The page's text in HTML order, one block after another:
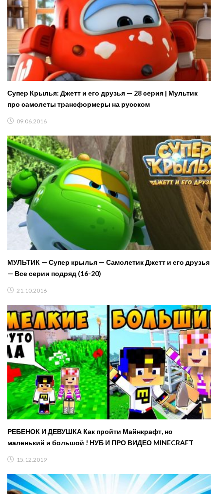
Супер Крылья: Джетт и его друзья — 28 серия | Мультик
про самолеты трансформеры на русском
09.06.2016
МУЛЬТИК — Супер крылья — Самолетик Джетт и его друзья
— Все серии подряд (16-20)
21.10.2016
РЕБЕНОК И ДЕВУШКА Как пройти Майнкрафт, но
маленький и большой ! НУБ И ПРО ВИДЕО MINECRAFT
15.12.2019